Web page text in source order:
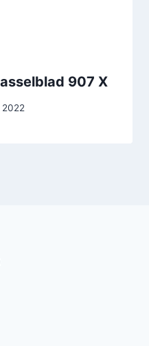
907 X
2022